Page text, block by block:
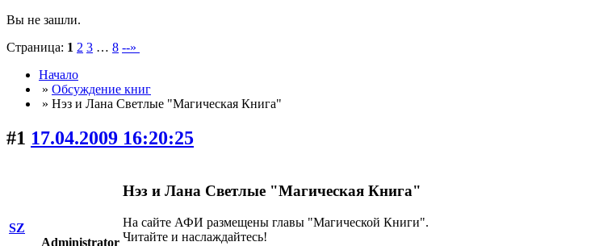
Вы не зашли.
Страница: 1 2 3 … 8 --»
Начало
» Обсуждение книг
» Нэз и Лана Светлые "Магическая Книга"
#1 17.04.2009 16:20:25
SZ
Administrator
Нэз и Лана Светлые "Магическая Книга"
На сайте АФИ размещены главы "Магической Книги".
Читайте и наслаждайтесь!